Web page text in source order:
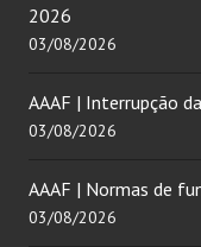
2026
03/08/2026
AAAF | Interrupção
03/08/2026
AAAF | Normas de
03/08/2026